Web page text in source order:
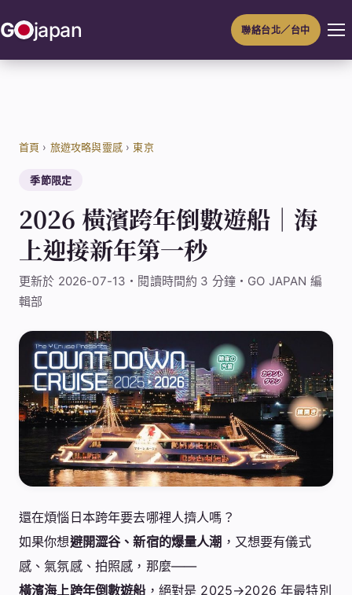
至
G japan 聯絡台北／台中
首頁 › 旅遊攻略與靈感›東京
季節限定
2026 橫濱跨年倒數遊船｜海
上迎接新年第一秒
更新於 2026-07-13・閱讀時間約 3 分鐘・GO JAPAN 編
輯部
還在煩惱日本跨年要去哪裡人擠人嗎？
如果你想避開澀谷、新宿的爆量人潮 ，又想要有儀式
感、氣氛感、拍照感，那麼——
橫濱海上跨年倒數遊船，絕對是 2025→2026 年最特別